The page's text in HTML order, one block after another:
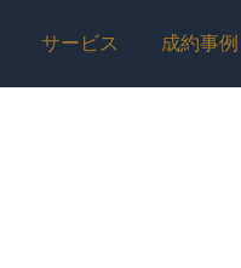
サービス 成約事例